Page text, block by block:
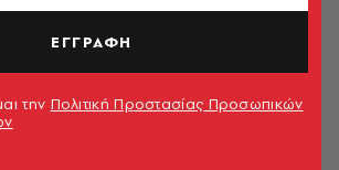
ΕΓΓΡΑΦΗ
την Πολιτική Προστασίας Προσωπικών